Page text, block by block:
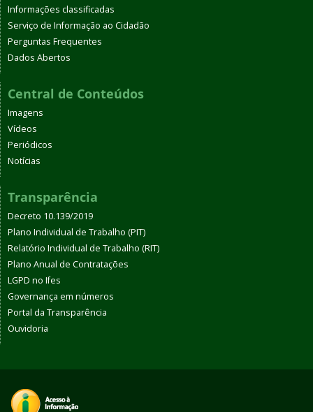
Informações classificadas
Serviço de Informação ao Cidadão
Perguntas Frequentes
Dados Abertos
Central de Conteúdos
Imagens
Vídeos
Periódicos
Notícias
Transparência
Decreto 10.139/2019
Plano Individual de Trabalho (PIT)
Relatório Individual de Trabalho (RIT)
Plano Anual de Contratações
LGPD no Ifes
Governança em números
Portal da Transparência
Ouvidoria